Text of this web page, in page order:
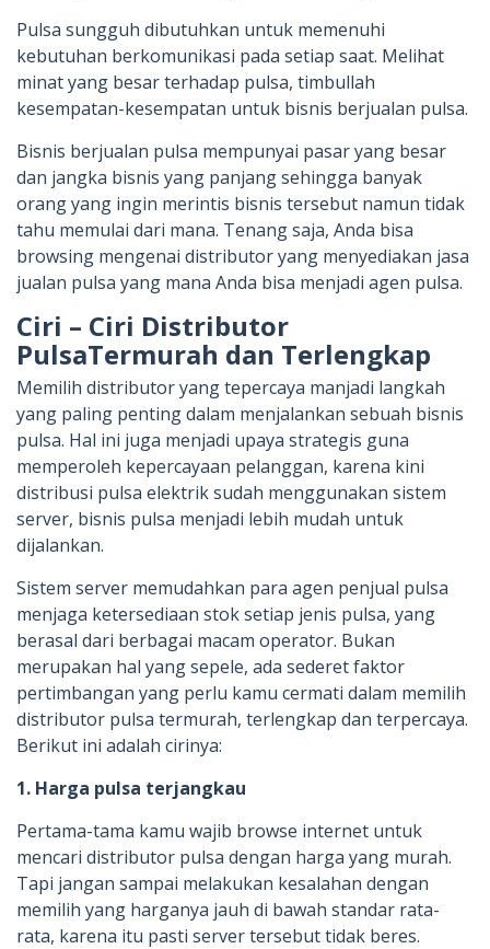
Pulsa sungguh dibutuhkan untuk memenuhi
kebutuhan berkomunikasi pada setiap saat. Melihat
minat yang besar terhadap pulsa, timbullah
kesempatan-kesempatan untuk bisnis berjualan pulsa.
Bisnis berjualan pulsa mempunyai pasar yang besar
dan jangka bisnis yang panjang sehingga banyak
orang yang ingin merintis bisnis tersebut namun tidak
tahu memulai dari mana. Tenang saja, Anda bisa
browsing mengenai distributor yang menyediakan jasa
jualan pulsa yang mana Anda bisa menjadi agen pulsa.
Ciri – Ciri Distributor
PulsaTermurah dan Terlengkap
Memilih distributor yang tepercaya manjadi langkah
yang paling penting dalam menjalankan sebuah bisnis
pulsa. Hal ini juga menjadi upaya strategis guna
memperoleh kepercayaan pelanggan, karena kini
distribusi pulsa elektrik sudah menggunakan sistem
server, bisnis pulsa menjadi lebih mudah untuk
dijalankan.
Sistem server memudahkan para agen penjual pulsa
menjaga ketersediaan stok setiap jenis pulsa, yang
berasal dari berbagai macam operator. Bukan
merupakan hal yang sepele, ada sederet faktor
pertimbangan yang perlu kamu cermati dalam memilih
distributor pulsa termurah, terlengkap dan terpercaya.
Berikut ini adalah cirinya:
1. Harga pulsa terjangkau
Pertama-tama kamu wajib browse internet untuk
mencari distributor pulsa dengan harga yang murah.
Tapi jangan sampai melakukan kesalahan dengan
memilih yang harganya jauh di bawah standar rata-
rata, karena itu pasti server tersebut tidak beres.